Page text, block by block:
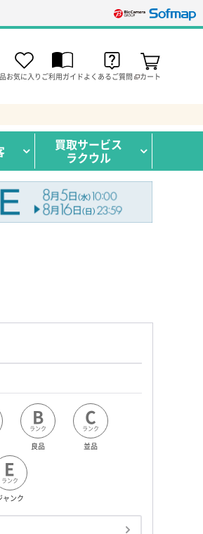
お気に入り ご利用ガイドよくあるご質問 カート
買取サービス
ラクウル
B
ランク
良品
C
ランク
並品
E
ランク
ャンク